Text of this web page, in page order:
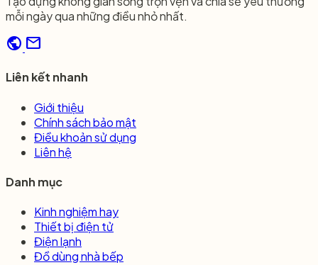
mỗi ngày qua những điều nhỏ nhất.
public mail
Liên kết nhanh
Giới thiệu
Chính sách bảo mật
Điều khoản sử dụng
Liên hệ
Danh mục
Kinh nghiệm hay
Thiết bị điện tử
Điện lạnh
Đồ dùng nhà bếp